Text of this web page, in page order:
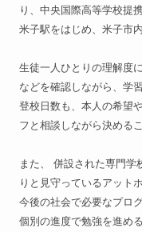
り、中央国際高等学校提
米子駅をはじめ、米子市
生徒一人ひとりの理解度
などを確認しながら、学
登校日数も、本人の希望
フと相談しながら決める
また、 併設された専門学
りと見守っているアット
今後の社会で必要なプロ
個別の進度で勉強を進め